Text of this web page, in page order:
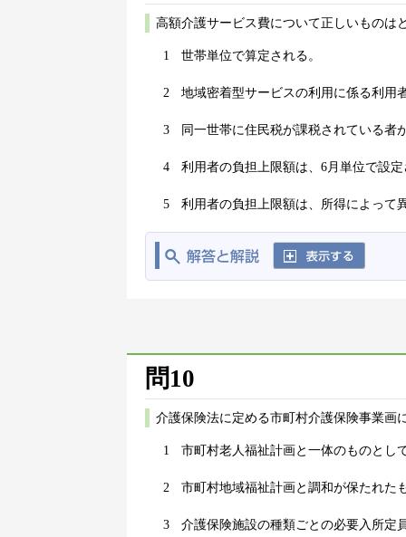
高額介護サービス費について正しいものは
1 世帯単位で算定される。
2 地域密着型サービスの利用に係る利用
3 同一世帯に住民税が課税されている者
4 利用者の負担上限額は、6月単位で設
5 利用者の負担上限額は、所得によって
問10
介護保険法に定める市町村介護保険事業画
1 市町村老人福祉計画と一体のものとし
2 市町村地域福祉計画と調和が保たれた
3 介護保険施設の種類ごとの必要入所定